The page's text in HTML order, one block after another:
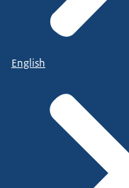
English